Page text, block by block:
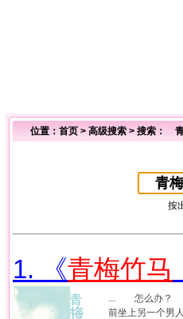
位置： 首页 > 高级搜索 > 搜索：
按
1. 《青梅竹马
... 怎么办？
前坐上另一个